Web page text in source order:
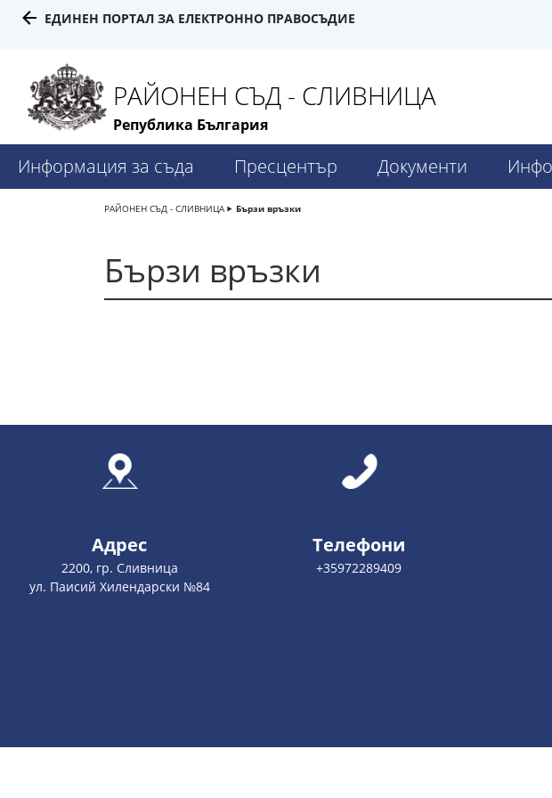
ЕДИНЕН ПОРТАЛ ЗА ЕЛЕКТРОННО ПРАВОСЪДИЕ
РАЙОНЕН СЪД - СЛИВНИЦА
Република България
Информация за съда Пресцентър Документи
РАЙОНЕН СЪД - СЛИВНИЦА Бързи връзки
Бързи връзки
Адрес
2200, гр. Сливница
ул. Паисий Хилендарски №84
Телефони
+35972289409